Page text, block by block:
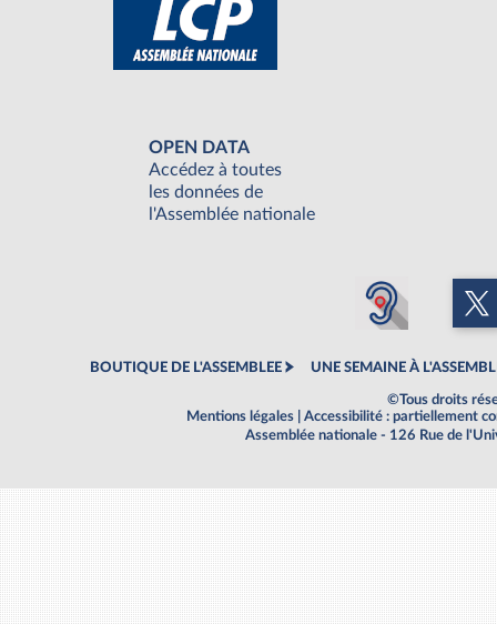
OPEN DATA
Accédez à toutes
les données de
l'Assemblée nationale
BOUTIQUE DE L'ASSEMBLEE UNE SEMAINE À
©Tous droits
Mentions légales
Accessibilité : partiellement
Assemblée nationale - 126 Rue de